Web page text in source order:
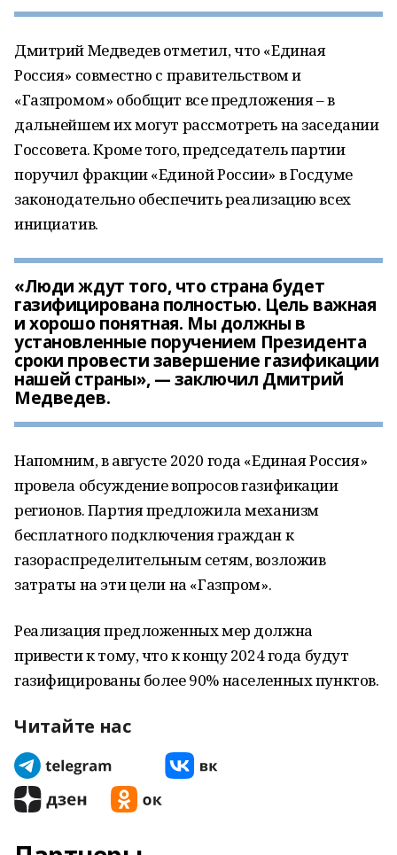
Дмитрий Медведев отметил, что «Единая
Россия» совместно с правительством и
«Газпромом» обобщит все предложения – в
дальнейшем их могут рассмотреть на заседании
Госсовета. Кроме того, председатель партии
поручил фракции «Единой России» в Госдуме
законодательно обеспечить реализацию всех
инициатив.
«Люди ждут того, что страна будет
газифицирована полностью. Цель важная
и хорошо понятная. Мы должны в
установленные поручением Президента
сроки провести завершение газификации
нашей страны», — заключил Дмитрий
Медведев.
Напомним, в августе 2020 года «Единая Россия»
провела обсуждение вопросов газификации
регионов. Партия предложила механизм
бесплатного подключения граждан к
газораспределительным сетям, возложив
затраты на эти цели на «Газпром».
Реализация предложенных мер должна
привести к тому, что к концу 2024 года будут
газифицированы более 90% населенных пунктов.
Читайте нас